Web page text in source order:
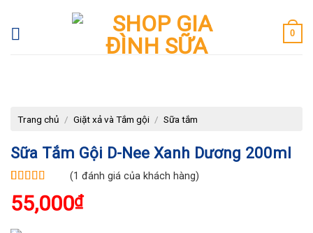
content
0
Trang chủ / Giặt xả và Tắm gội / Sữa tắm
Sữa Tắm Gội D-Nee Xanh Dương 200ml
5.00trên 5
dựa trên
1
đánh giá
(1 đánh giá của khách hàng)
55,000₫